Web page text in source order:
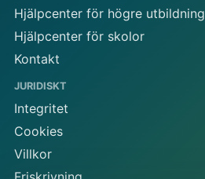
Hjälpcenter för högre utbildning
Hjälpcenter för skolor
Kontakt
JURIDISKT
Integritet
Cookies
Villkor